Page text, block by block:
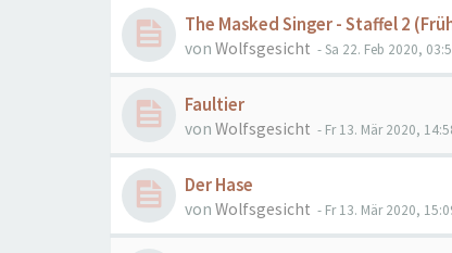
The Masked Singer - Staffel 2
von Wolfsgesicht - Sa 22. Feb 2020,
Faultier
von Wolfsgesicht - Fr 13. Mär 2020,
Der Hase
von Wolfsgesicht - Fr 13. Mär 2020,